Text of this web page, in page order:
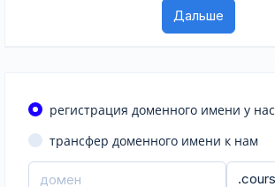
регистрация доменного имени у нас
трансфер доменного имени к нам